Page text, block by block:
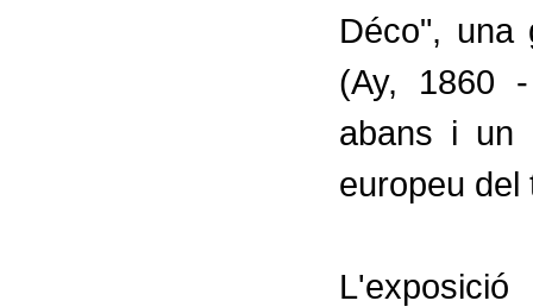
Déco", una
(Ay, 1860
abans i un
europeu del